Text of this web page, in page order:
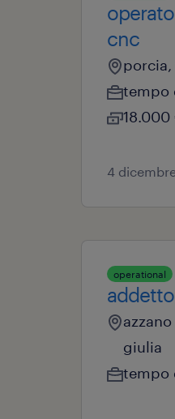
cnc
tempo
18.000
4
operational
giulia
tempo